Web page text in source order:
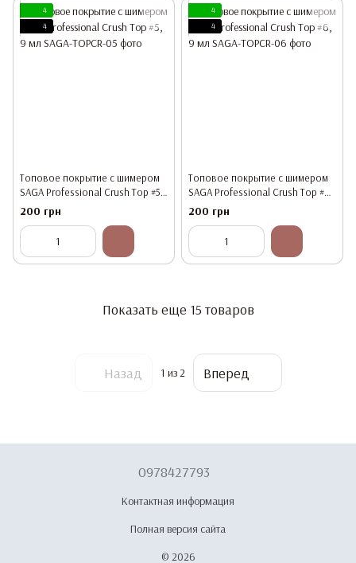
4
4
Топовое покрытие с шимером
SAGA Professional Crush Top #5,
9 мл
200 грн
4
4
Топовое покрытие с шимером
SAGA Professional Crush Top #6,
9 мл
200 грн
Показать еще 15 товаров
Назад 1 из 2 Вперед
0978427793
Контактная информация
Полная версия сайта
© 2026